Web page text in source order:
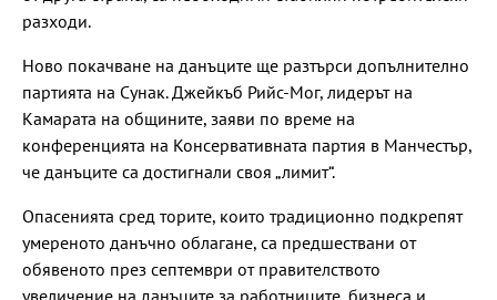
разходи.
Ново покачване на данъците ще разтърси допълнително
партията на Сунак. Джейкъб Рийс-Мог, лидерът на
Камарата на общините, заяви по време на
конференцията на Консервативната партия в Манчестър,
че данъците са достигнали своя „лимит“.
Опасенията сред торите, които традиционно подкрепят
умереното данъчно облагане, са предшествани от
обявеното през септември от правителството
увеличение на данъците за работниците, бизнеса и